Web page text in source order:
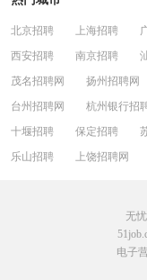
北京招聘 上海招聘
西安招聘
南京招聘
茂名招聘网
扬州招聘网
台州招聘网
杭州银行招
十堰招聘
保定招聘
乐山招聘
上饶招聘网
无
电子